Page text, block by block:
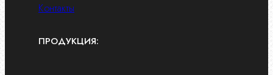
Контакты
ПРОДУКЦИЯ: